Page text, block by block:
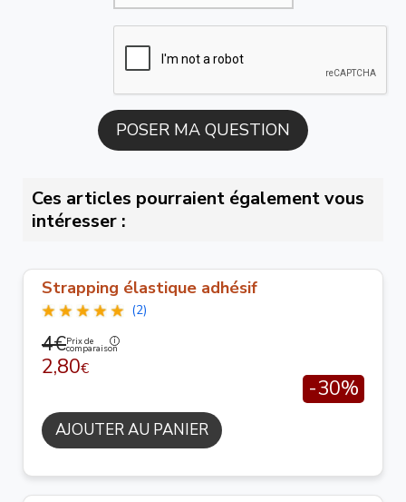
Ces articles pourraient également vous
intéresser :
Strapping élastique adhésif
(2)
4€Prix de
comparaison
2,80€
-30%
AJOUTER AU PANIER